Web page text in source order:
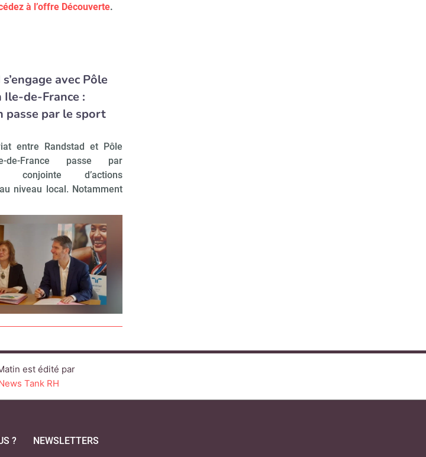
à l’offre Découverte.
avec Pôle
Ile-de-France :
passe par le sport
entre Randstad et Pôle
de-France passe par
conjointe d’actions
niveau local. Notamment
est édité par
Tank RH
? NEWSLETTERS